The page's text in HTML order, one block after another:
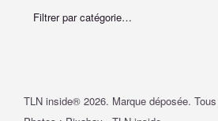
Filtrer par catégorie…
TLN inside® 2026. Marque déposée.